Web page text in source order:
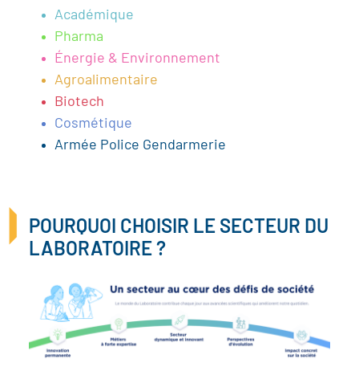
Académique
Pharma
Énergie & Environnement
Agroalimentaire
Biotech
Cosmétique
Armée Police Gendarmerie
POURQUOI CHOISIR LE SECTEUR DU
LABORATOIRE ?